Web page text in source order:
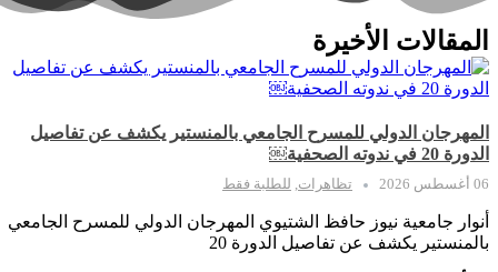
المقالات الأخيرة
المهرجان الدولي للمسرح الجامعي بالمنستير يكشف عن تفاصيل
الدورة 20 في ندوته الصحفية￼
06 أغسطس 2026 تظاهرات, للطلبة فقط
أنوار جامعية نيوز حافظ الشتيوي المهرجان الدولي للمسرح الجامعي
بالمنستير يكشف عن تفاصيل الدورة 20